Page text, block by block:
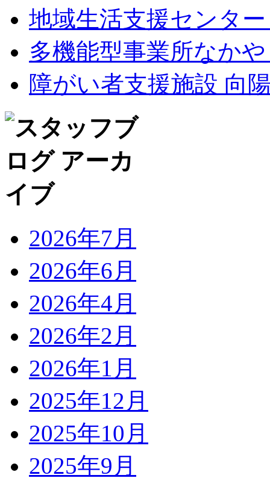
地域生活支援センタ
多機能型事業所なか
障がい者支援施設 向
2026年7月
2026年6月
2026年4月
2026年2月
2026年1月
2025年12月
2025年10月
2025年9月